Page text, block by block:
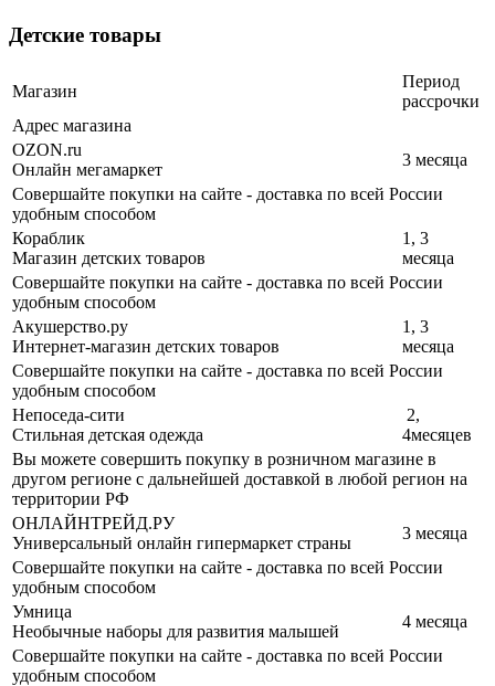
Детские товары
Магазин
Период
рассрочки
Адрес магазина
OZON.ru
Онлайн мегамаркет
3 месяца
Совершайте покупки на сайте - доставка по всей России
удобным способом
Кораблик
Магазин детских товаров
1, 3
месяца
Совершайте покупки на сайте - доставка по всей России
удобным способом
Акушерство.ру
Интернет-магазин детских товаров
1, 3
месяца
Совершайте покупки на сайте - доставка по всей России
удобным способом
Непоседа-сити
Стильная детская одежда
2,
4месяцев
Вы можете совершить покупку в розничном магазине в
другом регионе с дальнейшей доставкой в любой регион на
территории РФ
ОНЛАЙНТРЕЙД.РУ
Универсальный онлайн гипермаркет страны
3 месяца
Совершайте покупки на сайте - доставка по всей России
удобным способом
Умница
Необычные наборы для развития малышей
4 месяца
Совершайте покупки на сайте - доставка по всей России
удобным способом